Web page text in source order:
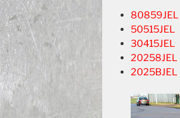
80859JEL
50515JEL
30415JEL
20258JEL
2025BJEL